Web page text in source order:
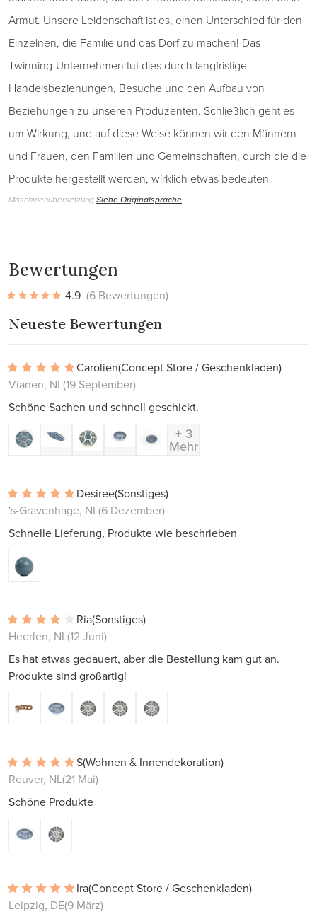
Armut. Unsere Leidenschaft ist es, einen Unterschied für den
Einzelnen, die Familie und das Dorf zu machen! Das
Twinning-Unternehmen tut dies durch langfristige
Handelsbeziehungen, Besuche und den Aufbau von
Beziehungen zu unseren Produzenten. Schließlich geht es
um Wirkung, und auf diese Weise können wir den Männern
und Frauen, den Familien und Gemeinschaften, durch die die
Produkte hergestellt werden, wirklich etwas bedeuten.
MaschinenübersetzungSiehe Originalsprache
Bewertungen
4.9 (6 Bewertungen)
Neueste Bewertungen
Carolien(Concept Store / Geschenkladen)
Vianen, NL(19 September)
Schöne Sachen und schnell geschickt.
+ 3
Mehr
Desiree(Sonstiges)
's-Gravenhage, NL(6 Dezember)
Schnelle Lieferung, Produkte wie beschrieben
Ria(Sonstiges)
Heerlen, NL(12 Juni)
Es hat etwas gedauert, aber die Bestellung kam gut an.
Produkte sind großartig!
S(Wohnen & Innendekoration)
Reuver, NL(21 Mai)
Schöne Produkte
Ira(Concept Store / Geschenkladen)
Leipzig, DE(9 März)